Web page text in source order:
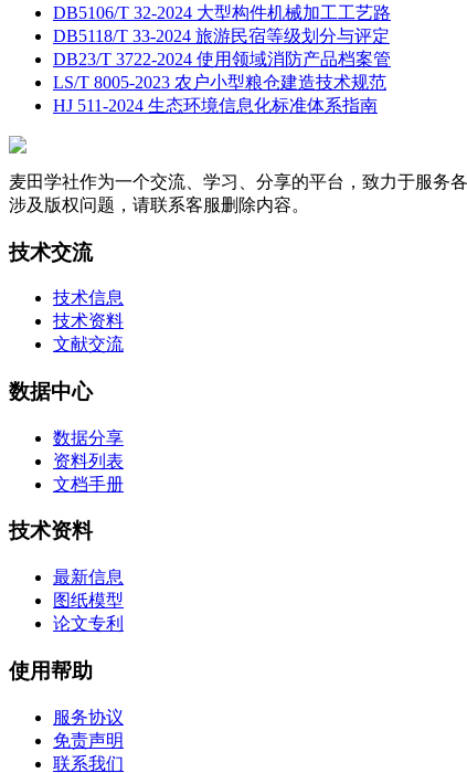
DB5106/T 32-2024 大型构件机械加工工艺路
DB5118/T 33-2024 旅游民宿等级划分与评定
DB23/T 3722-2024 使用领域消防产品档案管
LS/T 8005-2023 农户小型粮仓建造技术规范
HJ 511-2024 生态环境信息化标准体系指南
麦田学社作为一个交流、学习、分享的平台，致力于服务
涉及版权问题，请联系客服删除内容。
技术交流
技术信息
技术资料
文献交流
数据中心
数据分享
资料列表
文档手册
技术资料
最新信息
图纸模型
论文专利
使用帮助
服务协议
免责声明
联系我们